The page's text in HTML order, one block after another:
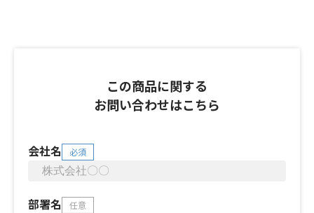
この商品に関する
お問い合わせはこちら
会社名 必須
部署名 任意